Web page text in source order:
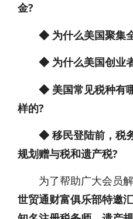
金?
◆ 为什么美国聚集全
◆ 为什么美国创业者
◆ 美国常见税种有哪
样的?
◆ 移民登陆前，税务
规划赠与税和遗产税?
为了帮助广大会员解
世贸通财富俱乐部特邀